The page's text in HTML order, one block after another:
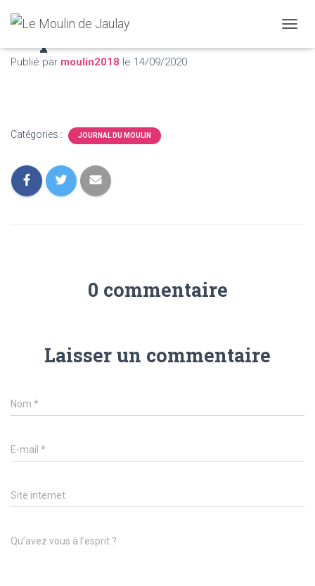
É
Septembre 2020
Publié par moulin2018 le 14/09/2020
Catégories : JOURNAL DU MOULIN
0 commentaire
Laisser un commentaire
Nom *
E-mail *
Site internet
Qu’avez vous à l’esprit ?